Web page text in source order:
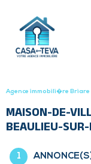
Agence immobili�re Briare
MAISON-DE-
BEAULIEU-SUR-
1